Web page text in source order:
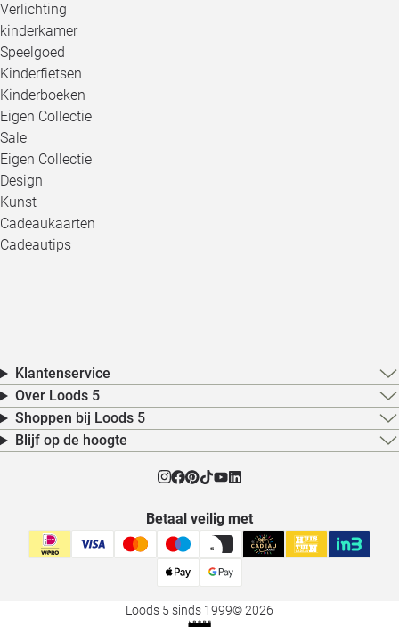
Verlichting
kinderkamer
Speelgoed
Kinderfietsen
Kinderboeken
Eigen Collectie
Sale
Eigen Collectie
Design
Kunst
Cadeaukaarten
Cadeautips
Klantenservice
Over Loods 5
Shoppen bij Loods 5
Blijf op de hoogte
Betaal veilig met
Loods 5 sinds 1999© 2026